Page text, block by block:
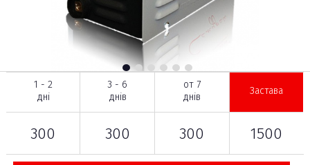
1 - 2
дні
300
3 - 6
днів
300
от 7
днів
300
Застава
1500